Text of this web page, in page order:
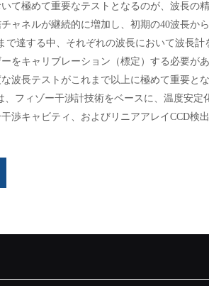
て極めて重要なテストとなるのが、波長の
ャネルが継続的に増加し、初期の40波長か
で達する中、それぞれの波長において波長計
をキャリブレーション（標定）する必要が
波長テストがこれまで以上に極めて重要と
、フィゾー干渉計技術をベースに、温度安定
渉キャビティ、およびリニアアレイCCD検